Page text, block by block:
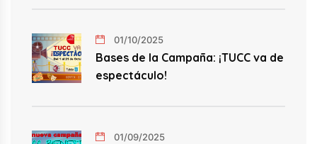
01/10/2025
Bases de la Campaña: ¡TUCC va de
espectáculo!
01/09/2025